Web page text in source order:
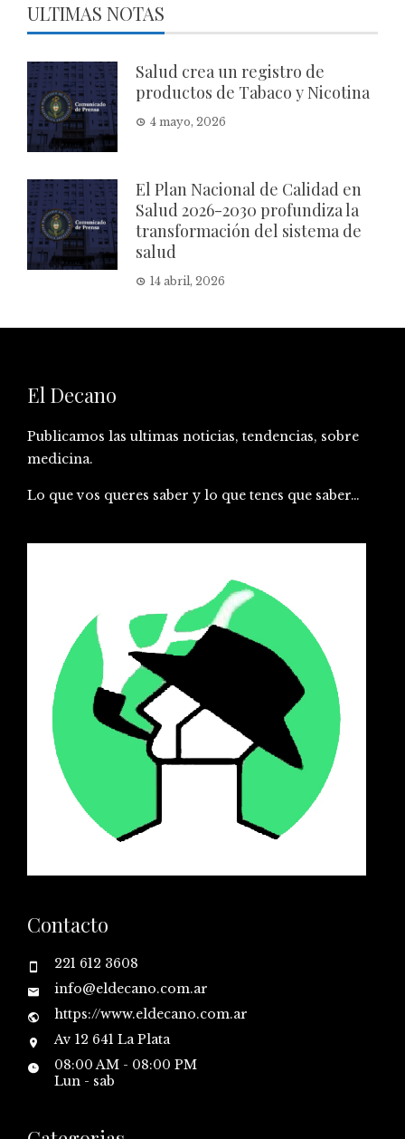
ULTIMAS NOTAS
Salud crea un registro de
productos de Tabaco y Nicotina
4 mayo, 2026
El Plan Nacional de Calidad en
Salud 2026-2030 profundiza la
transformación del sistema de
salud
14 abril, 2026
El Decano
Publicamos las ultimas noticias, tendencias, sobre
medicina.
Lo que vos queres saber y lo que tenes que saber…
Contacto
221 612 3608
info@eldecano.com.ar
https://www.eldecano.com.ar
Av 12 641 La Plata
08:00 AM - 08:00 PM
Lun - sab